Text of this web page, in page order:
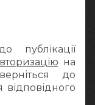
публікації
на
до
відповідного